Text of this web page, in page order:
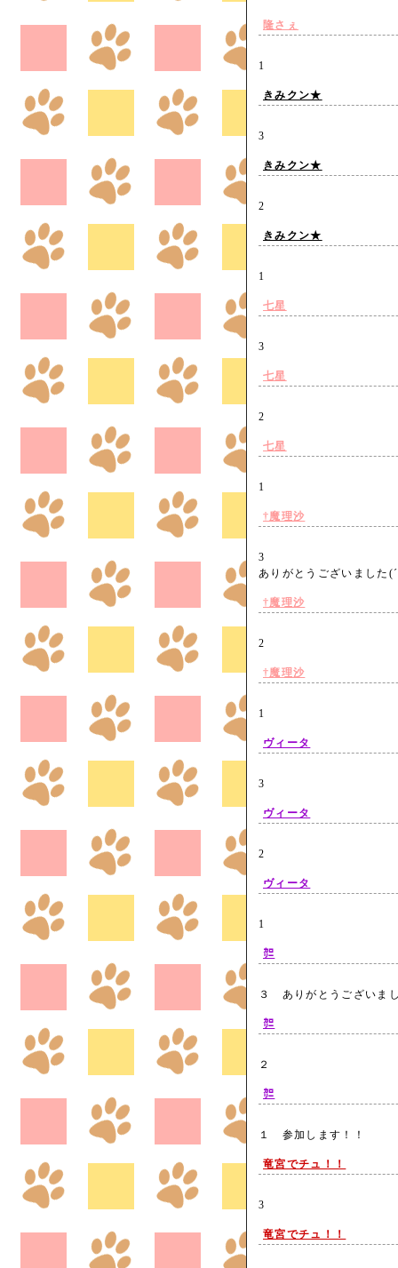
隆さぇ
1
きみクン★
3
きみクン★
2
きみクン★
1
七星
3
七星
2
七星
1
†魔理沙
3
ありがとうございまし
†魔理沙
2
†魔理沙
1
ヴィータ
3
ヴィータ
2
ヴィータ
1
㌍
３ ありがとうござい
㌍
２
㌍
１ 参加します！！
竜宮でチュ！！
3
竜宮でチュ！！